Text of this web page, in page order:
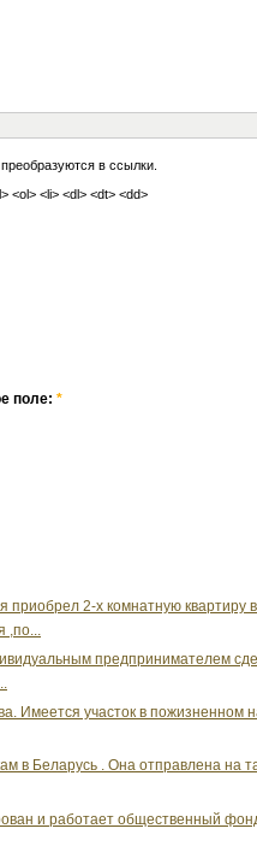
в ссылки.
<ol> <li> <dl> <dt> <dd>
поле: *
приобрел 2-х комнатную квартиру в
,по...
предпринимателем
Имеется участок в пожизненном
в Беларусь . Она отправлена на
и работает общественный